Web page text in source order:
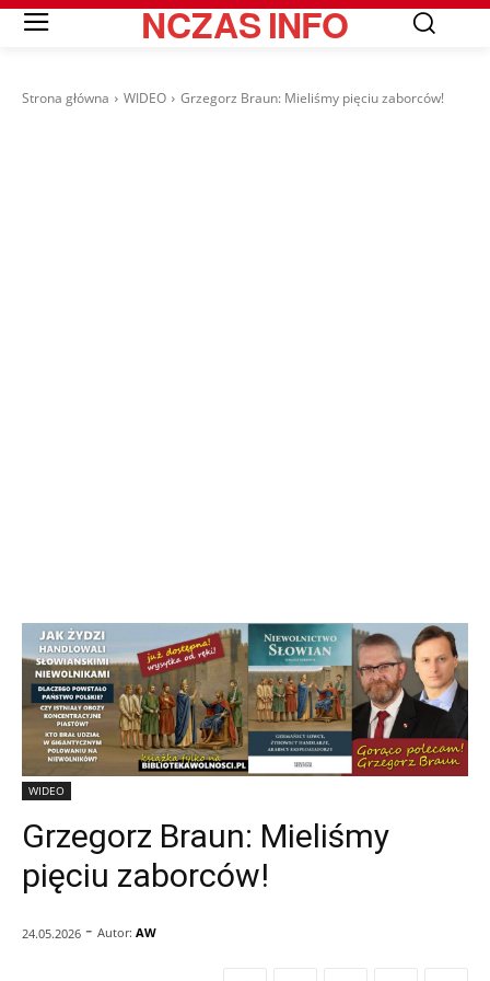
NCZASINFO
Strona główna WIDEO Grzegorz Braun: Mieliśmy pięciu zaborców!
WIDEO
Grzegorz Braun: Mieliśmy
pięciu zaborców!
24.05.2026 - Autor: AW